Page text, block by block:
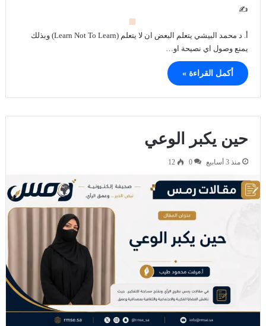
✍
أ. د محمد البيشي يتعلم البعض ان لا يتعلم (Learn Not To Learn) وبذلك
يمنع وصول اي نصيحة او…
أكمل القراءة »
حين يكبر الوعي
منذ 3 أسابيع 0
12